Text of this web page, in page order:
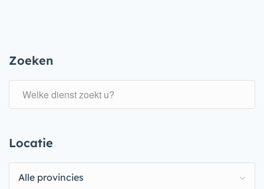
Zoeken
Locatie
Alle provincies